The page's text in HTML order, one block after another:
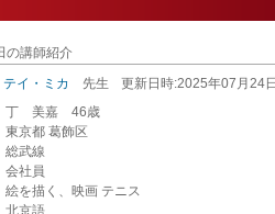
の講師紹介
テイ・ミカ 先生 更新日時:2025年07月24
丁 美嘉 46歳
東京都 葛飾区
総武線
会社員
絵を描く、映画 テニス
北京語